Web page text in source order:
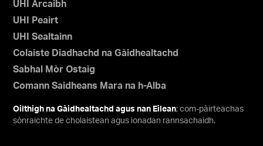
UHI Arcaibh
UHI Peairt
UHI Sealtainn
Colaiste Diadhachd na Gàidhealtachd
Sabhal Mòr Ostaig
Comann Saidheans Mara na h-Alba
Oilthigh na Gàidhealtachd agus nan Eilean; com-pàirteachas
sònraichte de cholaistean agus ionadan rannsachaidh.